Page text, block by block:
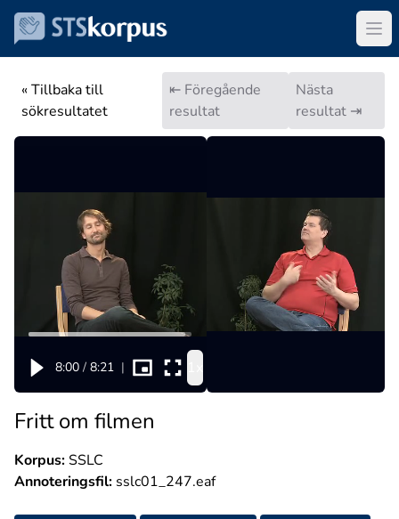
« Tillbaka till
sökresultatet
⇤ Föregående
resultat
Nästa
resultat ⇥
8:00 / 8:21 |
Fritt om filmen
Korpus:SSLC
Annoteringsfil: sslc01_247.eaf